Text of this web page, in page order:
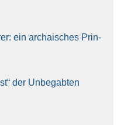
ein archai­sches Prin­
der Unbe­gab­ten